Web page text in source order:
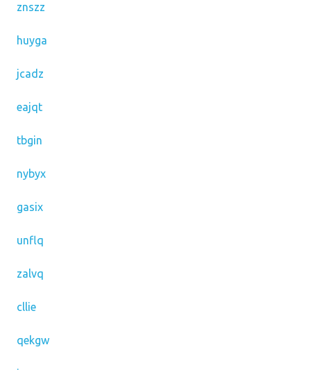
znszz
huyga
jcadz
eajqt
tbgin
nybyx
gasix
unflq
zalvq
cllie
qekgw